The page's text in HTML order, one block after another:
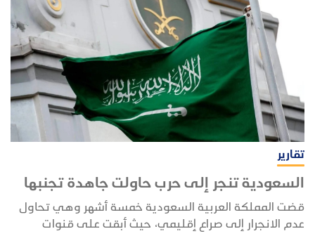
تقارير
السعودية تنجر إلى حرب حاولت جاهدة تجنبها
قضت المملكة العربية السعودية خمسة أشهر وهي تحاول
عدم الانجرار إلى صراع إقليمي، حيث أبقت على قنوات